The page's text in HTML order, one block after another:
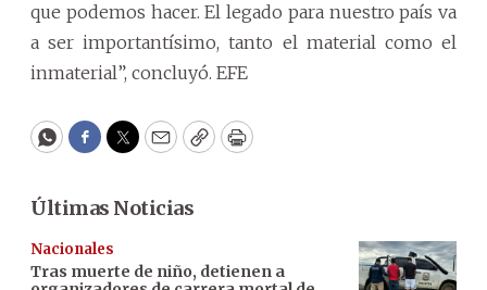
que podemos hacer. El legado para nuestro país va
a ser importantísimo, tanto el material como el
inmaterial”, concluyó. EFE
WhatsApp
Facebook
Twitter
EmailCopyPrint
Últimas Noticias
Nacionales
Tras muerte de niño, detienen a